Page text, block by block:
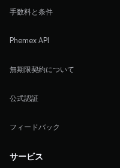
手数料と条件
Phemex API
無期限契約について
公式認証
フィードバック
サービス